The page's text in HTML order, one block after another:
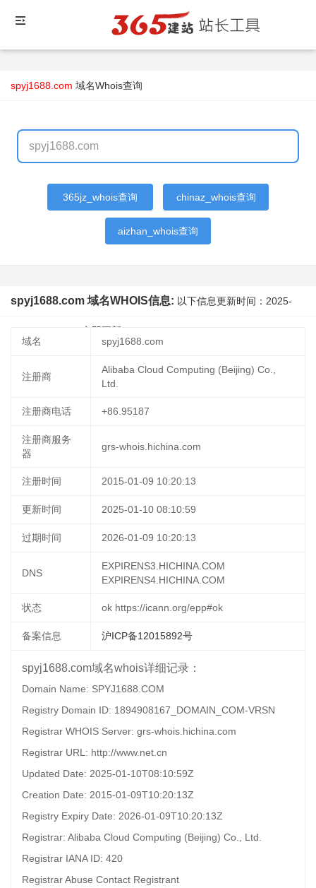
spyj1688.com 域名Whois查询
365jz_whois查询 chinaz_whois查询
aizhan_whois查询
spyj1688.com 域名WHOIS信息: 以下信息更新时间： 2025-
立即更新
域名
spyj1688.com
注册商
Alibaba Cloud Computing (Beijing) Co.,
Ltd.
注册商电话 +86.95187
注册商服务
器
grs-whois.hichina.com
注册时间 2015-01-09 10:20:13
更新时间 2025-01-10 08:10:59
过期时间 2026-01-09 10:20:13
DNS
EXPIRENS3.HICHINA.COM
EXPIRENS4.HICHINA.COM
状态 ok https://icann.org/epp#ok
备案信息 沪ICP备12015892号
spyj1688.com域名whois详细记录：
Domain Name: SPYJ1688.COM
Registry Domain ID: 1894908167_DOMAIN_COM-VRSN
Registrar WHOIS Server: grs-whois.hichina.com
Registrar URL: http://www.net.cn
Updated Date: 2025-01-10T08:10:59Z
Creation Date: 2015-01-09T10:20:13Z
Registry Expiry Date: 2026-01-09T10:20:13Z
Registrar: Alibaba Cloud Computing (Beijing) Co., Ltd.
Registrar IANA ID: 420
Registrar Abuse Contact Registrant